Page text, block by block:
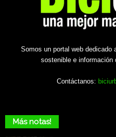
Somos un portal web dedicado
sostenible e información
Contáctanos:
Más notas!